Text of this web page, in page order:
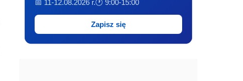
📅 11-12.08.2026 r.🕐 9:00-15:00
Zapisz się